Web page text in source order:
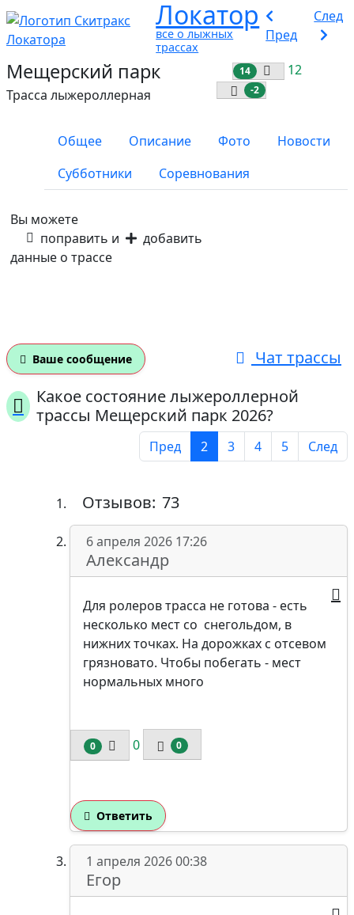
Локатор
все о лыжных
трассах
Пред
След
Мещерский парк
Трасса лыжероллерная
14 12
-2
Общее Описание Фото
Новости
Субботники
Соревнования
Вы можете
поправить и
добавить
данные о трассе
Ваше сообщение
Чат трассы
Какое состояние лыжероллерной
трассы Мещерский парк 2026?
Пред 2 3 4 5 След
Отзывов: 73
6 апреля 2026 17:26
Александр
Для ролеров трасса не готова - есть
несколько мест со снегольдом, в
нижних точках. На дорожках с отсевом
грязновато. Чтобы побегать - мест
нормальных много
0 0 0
Ответить
1 апреля 2026 00:38
Егор